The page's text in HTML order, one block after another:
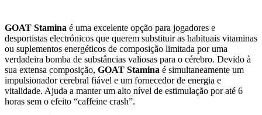
GOAT Stamina é uma excelente opção para jogadores e
desportistas electrónicos que querem substituir as habituais vitaminas
ou suplementos energéticos de composição limitada por uma
verdadeira bomba de substâncias valiosas para o cérebro. Devido à
sua extensa composição, GOAT Stamina é simultaneamente um
impulsionador cerebral fiável e um fornecedor de energia e
vitalidade. Ajuda a manter um alto nível de estimulação por até 6
horas sem o efeito “caffeine crash”.